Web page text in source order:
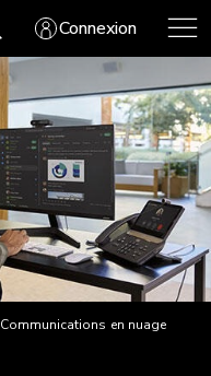
Connexion
Communications en nuage